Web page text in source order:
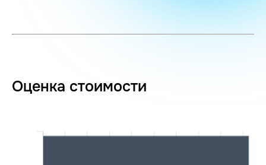
Оценка стоимости